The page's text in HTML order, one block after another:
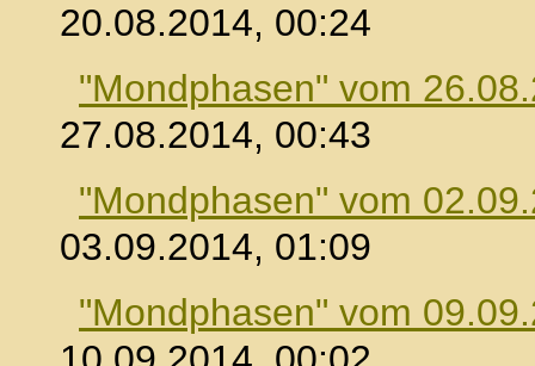
20.08.2014, 00:24
"Mondphasen" vom
27.08.2014, 00:43
"Mondphasen" vom
03.09.2014, 01:09
"Mondphasen" vom